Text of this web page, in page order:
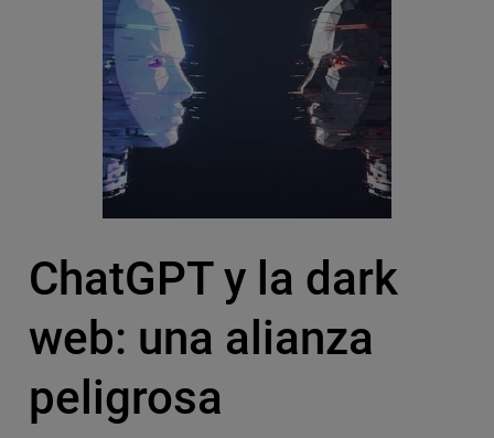
ChatGPT y la dark
web: una alianza
peligrosa